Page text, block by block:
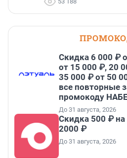
Скидка 6 000 ₽
от 15 000 ₽, 20
35 000 ₽ от 50
все повторные
промокоду
До 31 августа, 2026
Скидка 500 ₽
2000 ₽
До 31 августа, 2026